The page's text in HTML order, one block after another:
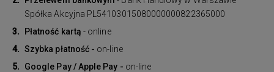
Spółka Akcyjna PL54103015080000000822365000
Płatność kartą - online
Szybka płatność - on-line
Google Pay / Apple Pay - on-line